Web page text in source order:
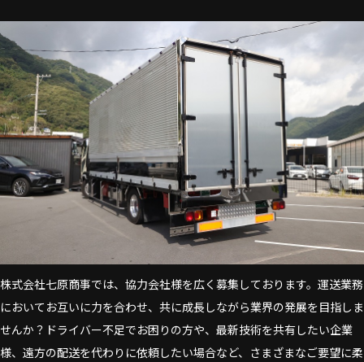
株式会社七原商事では、協力会社様を広く募集しております。運送業務
においてお互いに力を合わせ、共に成長しながら業界の発展を目指しま
せんか？ドライバー不足でお困りの方や、最新技術を共有したい企業
様、遠方の配送を代わりに依頼したい場合など、さまざまなご要望に柔